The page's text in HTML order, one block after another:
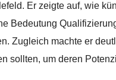
Er zeigte auf, wie
Bedeutung
Zugleich machte er
sollten, um deren